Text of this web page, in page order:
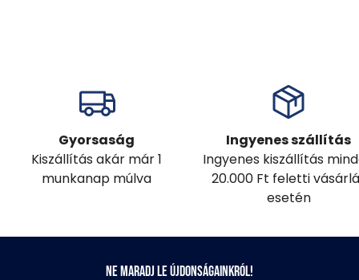
Gyorsaság
Kiszállítás akár már 1
munkanap múlva
Ingyenes szállítás
Ingyenes kiszállítás
20.000 Ft feletti
esetén
Ne maradj le újdonságainkról!